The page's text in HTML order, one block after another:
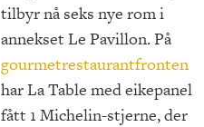
tilbyr nå seks nye rom i
annekset Le Pavillon. På
gourmetrestaurantfronten
har La Table med eikepanel
fått 1 Michelin-stjerne, der